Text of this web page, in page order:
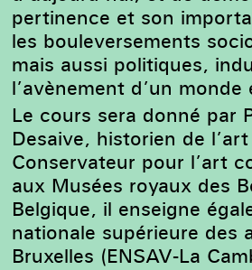
pertinence et son
les bouleversements
mais aussi politiques,
l’avènement d’un monde
Le cours sera donné par
Desaive, historien de
Conservateur pour l’art
aux Musées royaux des
Belgique, il enseigne
nationale supérieure des
Bruxelles (ENSAV-La